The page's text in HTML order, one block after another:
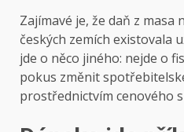
Zajímavé je, že daň z
českých zemích existovala
jde o něco jiného: nejde o
pokus změnit
prostřednictvím cenového